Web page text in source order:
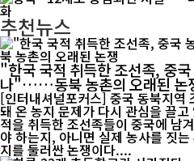
추천뉴스
"한국 국적 취득한 조선족, 중
나"……동북 농촌의 오래된 논
[인터내셔널포커스] 중국 동북지역
돼 온 농지 문제가 다시 관심을 끌
적을 취득한 조선족들이 중국에 남
야 하는지, 아니면 실제 농사를 짓
지를 둘러싼 논쟁이다....